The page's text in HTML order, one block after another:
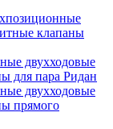
клапаны
двухходовые
для пара Ридан
двухходовые
прямого